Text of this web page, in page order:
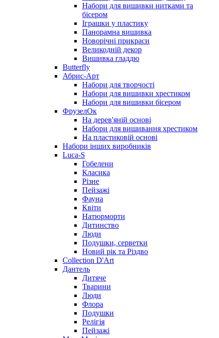
Набори для вишивки нитками та
бісером
Іграшки у пластику
Панорамна вишивка
Новорічні прикраси
Великодній декор
Вишивка гладдю
Butterfly
Абрис-Арт
Набори для творчості
Набори для вишивки хрестиком
Набори для вишивки бісером
ФрузелОк
На дерев'яній основі
Набори для вишивання хрестиком
На пластиковій основі
Набори інших виробників
Luca-S
Гобелени
Класика
Різне
Пейзажі
Фауна
Квіти
Натюрморти
Дитинство
Люди
Подушки, серветки
Новий рік та Різдво
Collection D'Art
Дантель
Дитяче
Тварини
Люди
Флора
Подушки
Релігія
Пейзажі